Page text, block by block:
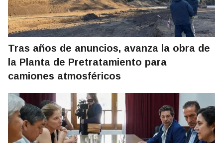
Tras años de anuncios, avanza la obra de
la Planta de Pretratamiento para
camiones atmosféricos